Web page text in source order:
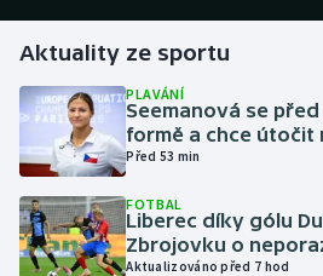
Golf
Gymnastika
Házená
Jezdectví
Judo
Aktuality ze sportu
PLAVÁNÍ
Seemanová se
formě a chce útočit
Před 53 min
FOTBAL
Liberec díky gólu
Zbrojovku o
Aktualizováno před 7 hod